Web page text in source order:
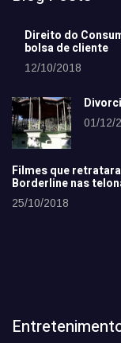
Direito do
bolsa de cliente
12/10/2018
01/12/
Filmes que
Borderline nas
25/10/2018